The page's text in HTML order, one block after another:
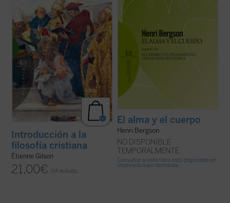
del Gilson maduro, una disertación otoñal
sobre las ideas más queridas del gran
medievalista, presentadas en tres ...
ficha)
Introducción a la
filosofía cristiana
Étienne Gilson
21,00€ IVA incluido
dualidad última, metafísica, de ambos
términos, como si se niega, por ...
El alma y el cuerpo
Henri Bergson
NO DISPONIBLE
TEMPORALMENTE
Consultar si este libro está disponible en
impresión bajo demanda